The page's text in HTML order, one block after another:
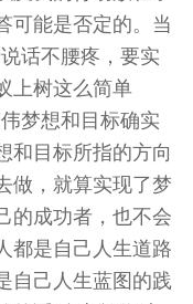
可能是否定的。当
话不腰疼，要实
上树这么简单
梦想和目标确实
和目标所指的方向
做，就算实现了梦
的成功者，也不会
都是自己人生道路
自己人生蓝图的践